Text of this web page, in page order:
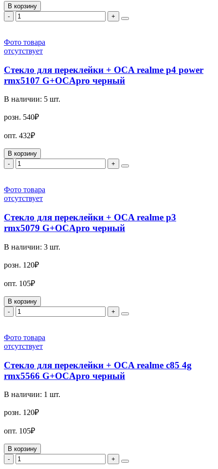
В корзину
-
+
Фото товара
отсутствует
Стекло для переклейки + OCA realme p4 power
rmx5107 G+OCApro черный
В наличии: 5 шт.
розн. 540₽
опт. 432₽
В корзину
-
+
Фото товара
отсутствует
Стекло для переклейки + OCA realme p3
rmx5079 G+OCApro черный
В наличии: 3 шт.
розн. 120₽
опт. 105₽
В корзину
-
+
Фото товара
отсутствует
Стекло для переклейки + OCA realme c85 4g
rmx5566 G+OCApro черный
В наличии: 1 шт.
розн. 120₽
опт. 105₽
В корзину
-
+